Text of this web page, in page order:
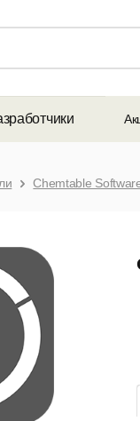
Chemtable